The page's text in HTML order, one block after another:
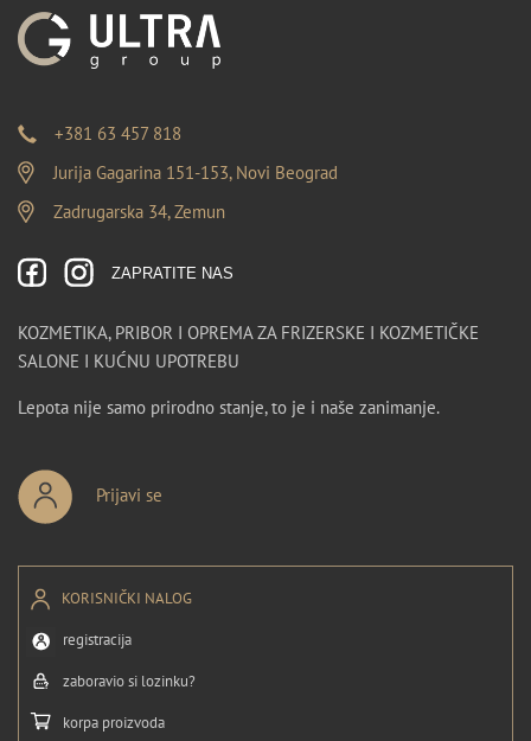
+381 63 457 818
Jurija Gagarina 151-153, Novi Beograd
Zadrugarska 34, Zemun
ZAPRATITE NAS
KOZMETIKA, PRIBOR I OPREMA ZA FRIZERSKE I KOZMETIČKE
SALONE I KUĆNU UPOTREBU
Lepota nije samo prirodno stanje, to je i naše zanimanje.
Prijavi se
KORISNIČKI NALOG
registracija
zaboravio si lozinku?
korpa proizvoda